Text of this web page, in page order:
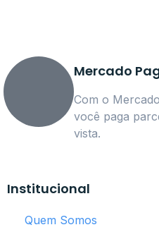
Mercado
Com o
você paga
vista.
Institucional
Quem Somos